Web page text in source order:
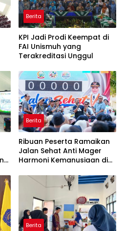
Berita
KPI Jadi Prodi Keempat di
FAI Unismuh yang
Terakreditasi Unggul
Berita
Ribuan Peserta Ramaikan
Jalan Sehat Anti Mager
Harmoni Kemanusiaan di
Berita